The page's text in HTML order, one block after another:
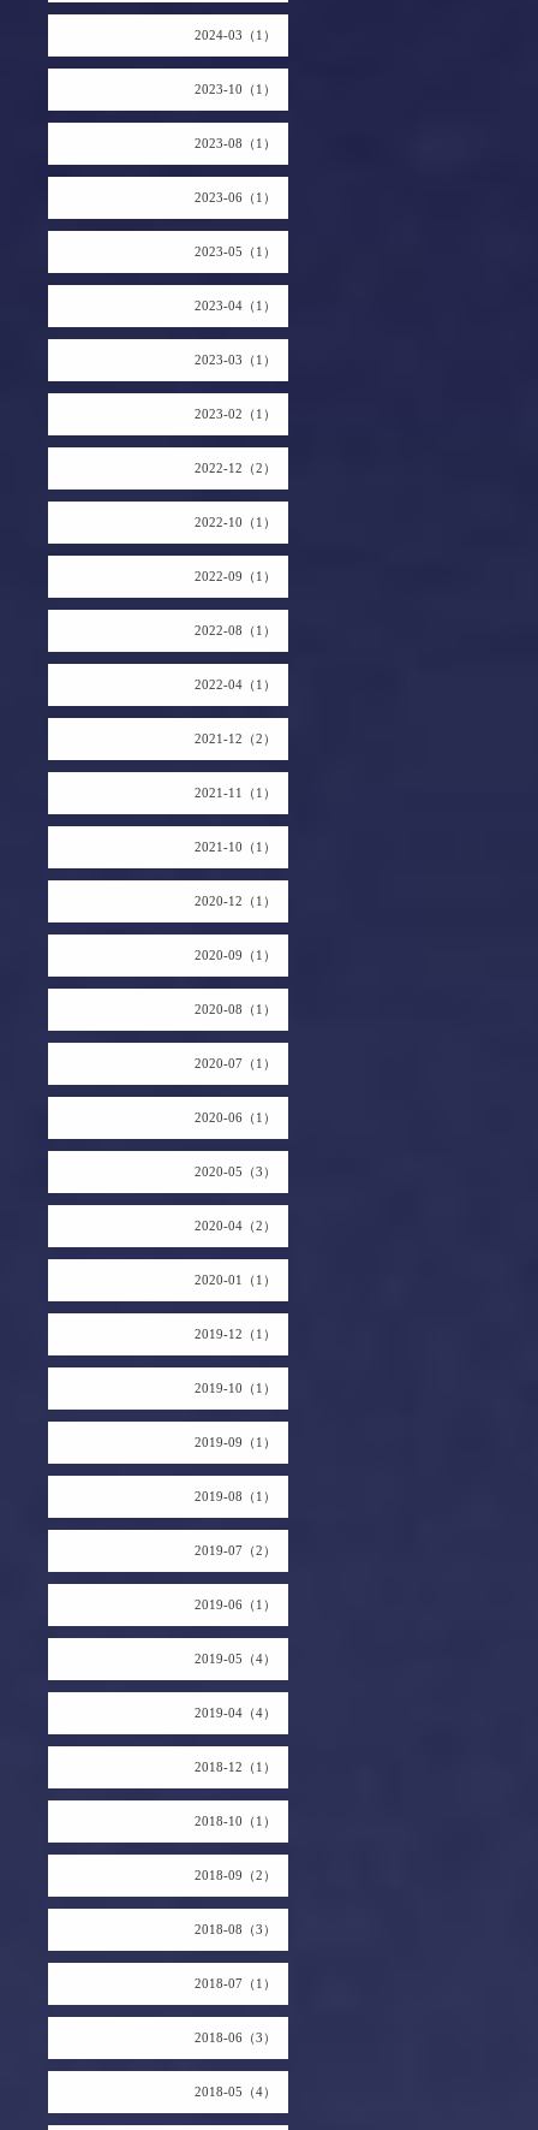
2024-03（1）
2023-10（1）
2023-08（1）
2023-06（1）
2023-05（1）
2023-04（1）
2023-03（1）
2023-02（1）
2022-12（2）
2022-10（1）
2022-09（1）
2022-08（1）
2022-04（1）
2021-12（2）
2021-11（1）
2021-10（1）
2020-12（1）
2020-09（1）
2020-08（1）
2020-07（1）
2020-06（1）
2020-05（3）
2020-04（2）
2020-01（1）
2019-12（1）
2019-10（1）
2019-09（1）
2019-08（1）
2019-07（2）
2019-06（1）
2019-05（4）
2019-04（4）
2018-12（1）
2018-10（1）
2018-09（2）
2018-08（3）
2018-07（1）
2018-06（3）
2018-05（4）